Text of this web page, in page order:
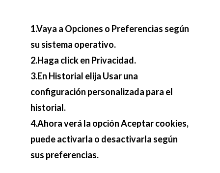
1.Vaya a Opciones o Preferencias según
su sistema operativo.
2.Haga click en Privacidad.
3.En Historial elija Usar una
configuración personalizada para el
historial.
4.Ahora verá la opción Aceptar cookies,
puede activarla o desactivarla según
sus preferencias.